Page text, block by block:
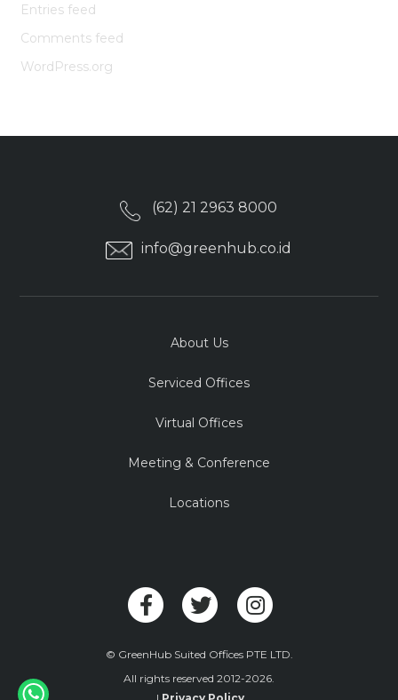
Entries feed
Comments feed
WordPress.org
(62) 21 2963 8000
info@greenhub.co.id
About Us
Serviced Offices
Virtual Offices
Meeting & Conference
Locations
© GreenHub Suited Offices PTE LTD.
All rights reserved 2012-2026.